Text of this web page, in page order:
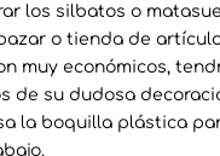
los silbatos o
o tienda de
muy económicos,
de su dudosa
la boquilla plástica